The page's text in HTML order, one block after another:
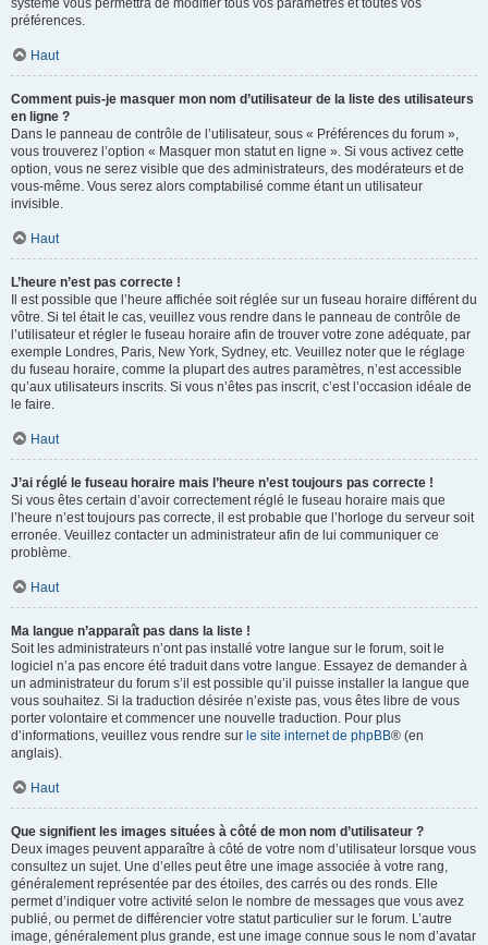
système vous permettra de modifier tous vos paramètres et toutes vos
préférences.
Haut
Comment puis-je masquer mon nom d’utilisateur de la liste des utilisateurs
en ligne ?
Dans le panneau de contrôle de l’utilisateur, sous « Préférences du forum »,
vous trouverez l’option « Masquer mon statut en ligne ». Si vous activez cette
option, vous ne serez visible que des administrateurs, des modérateurs et de
vous-même. Vous serez alors comptabilisé comme étant un utilisateur
invisible.
Haut
L’heure n’est pas correcte !
Il est possible que l’heure affichée soit réglée sur un fuseau horaire différent du
vôtre. Si tel était le cas, veuillez vous rendre dans le panneau de contrôle de
l’utilisateur et régler le fuseau horaire afin de trouver votre zone adéquate, par
exemple Londres, Paris, New York, Sydney, etc. Veuillez noter que le réglage
du fuseau horaire, comme la plupart des autres paramètres, n’est accessible
qu’aux utilisateurs inscrits. Si vous n’êtes pas inscrit, c’est l’occasion idéale de
le faire.
Haut
J’ai réglé le fuseau horaire mais l’heure n’est toujours pas correcte !
Si vous êtes certain d’avoir correctement réglé le fuseau horaire mais que
l’heure n’est toujours pas correcte, il est probable que l’horloge du serveur soit
erronée. Veuillez contacter un administrateur afin de lui communiquer ce
problème.
Haut
Ma langue n’apparaît pas dans la liste !
Soit les administrateurs n’ont pas installé votre langue sur le forum, soit le
logiciel n’a pas encore été traduit dans votre langue. Essayez de demander à
un administrateur du forum s’il est possible qu’il puisse installer la langue que
vous souhaitez. Si la traduction désirée n’existe pas, vous êtes libre de vous
porter volontaire et commencer une nouvelle traduction. Pour plus
d’informations, veuillez vous rendre sur le site internet de phpBB® (en
anglais).
Haut
Que signifient les images situées à côté de mon nom d’utilisateur ?
Deux images peuvent apparaître à côté de votre nom d’utilisateur lorsque vous
consultez un sujet. Une d’elles peut être une image associée à votre rang,
généralement représentée par des étoiles, des carrés ou des ronds. Elle
permet d’indiquer votre activité selon le nombre de messages que vous avez
publié, ou permet de différencier votre statut particulier sur le forum. L’autre
image, généralement plus grande, est une image connue sous le nom d’avatar